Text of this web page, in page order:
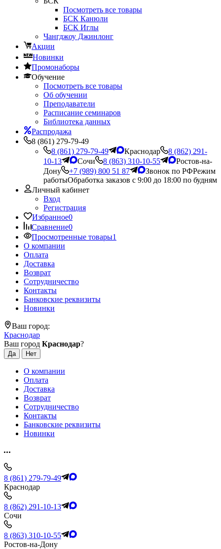
Посмотреть все товары
БСК Канюли
БСК Иглы
Чангджоу Джинлонг
Акции
Новинки
Промонаборы
Обучение
Посмотреть все товары
Об обучении
Преподаватели
Расписание семинаров
Библиотека данных
Распродажа
8 (861) 279-79-49
8 (861) 279-79-49
Краснодар
8 (862) 291-
10-13
Сочи 8 (863) 310-10-55
Ростов-на-
Дону
+7 (989) 800 51 87 Звонок по РФРежим
работыОбработка заказов с 9:00 до 18:00 по будням
Личный кабинет
Вход
Регистрация
Избранное0
Сравнение0
Просмотренные товары1
О компании
Оплата
Доставка
Возврат
Сотрудничество
Контакты
Банковские реквизиты
Новинки
Ваш город:
Краснодар
Ваш город Краснодар?
О компании
Оплата
Доставка
Возврат
Сотрудничество
Контакты
Банковские реквизиты
Новинки
8 (861) 279-79-49
Краснодар
8 (862) 291-10-13
Сочи
8 (863) 310-10-55
Ростов-на-Дону